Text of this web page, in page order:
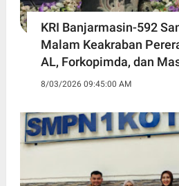
KRI Banjarmasin-592
Malam Keakraban
AL, Forkopimda, dan
8/03/2026 09:45:00 AM